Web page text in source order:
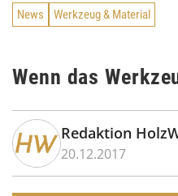
News Werkzeug & Material
Wenn das
Redaktion
20.12.2017